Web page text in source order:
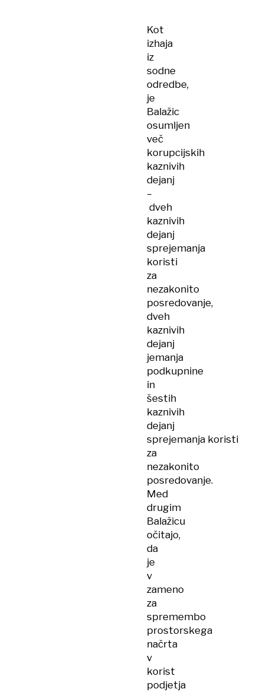
ozadje
s
Termitom
Kot
izhaja
iz
sodne
odredbe,
je
Balažic
osumljen
več
korupcijskih
kaznivih
dejanj
–
dveh
kaznivih
dejanj
sprejemanja
koristi
za
nezakonito
posredovanje,
dveh
kaznivih
dejanj
jemanja
podkupnine
in
šestih
kaznivih
dejanj
sprejemanja koristi
za
nezakonito
posredovanje.
Med
drugim
Balažicu
očitajo,
da
je
v
zameno
za
spremembo
prostorskega
načrta
v
korist
podjetja